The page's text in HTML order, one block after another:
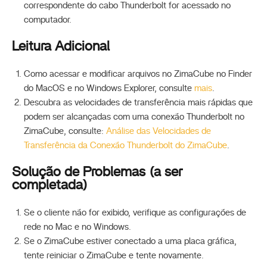
correspondente do cabo Thunderbolt for acessado no
computador.
Leitura Adicional
Como acessar e modificar arquivos no ZimaCube no Finder
do MacOS e no Windows Explorer, consulte mais
Descubra as velocidades de transferência mais rápidas que
podem ser alcançadas com uma conexão Thunderbolt no
ZimaCube, consulte: Análise das Velocidades de
Transferência da Conexão Thunderbolt do ZimaCube
Solução de Problemas (a ser
completada)
Se o cliente não for exibido, verifique as configurações de
rede no Mac e no Windows.
Se o ZimaCube estiver conectado a uma placa gráfica,
tente reiniciar o ZimaCube e tente novamente.